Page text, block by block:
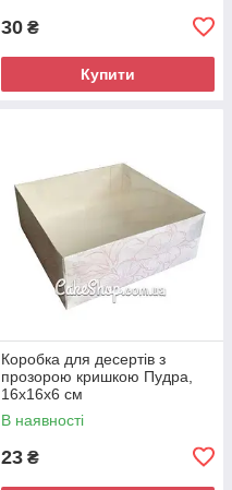
30 ₴
Купити
Коробка для десертів з
прозорою кришкою Пудра,
16х16х6 см
В наявності
23 ₴